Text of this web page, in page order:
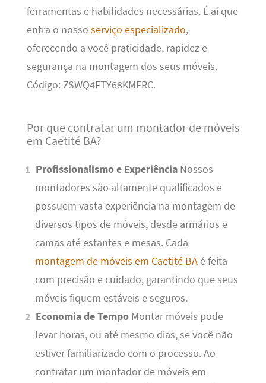
ferramentas e habilidades necessárias. É aí que
entra o nosso serviço especializado,
oferecendo a você praticidade, rapidez e
segurança na montagem dos seus móveis.
Código: ZSWQ4FTY68KMFRC.
Por que contratar um montador de móveis
em Caetité BA?
Profissionalismo e Experiência Nossos
montadores são altamente qualificados e
possuem vasta experiência na montagem de
diversos tipos de móveis, desde armários e
camas até estantes e mesas. Cada
montagem de móveis em Caetité BAé feita
com precisão e cuidado, garantindo que seus
móveis fiquem estáveis e seguros.
Economia de Tempo Montar móveis pode
levar horas, ou até mesmo dias, se você não
estiver familiarizado com o processo. Ao
contratar um montador de móveis em